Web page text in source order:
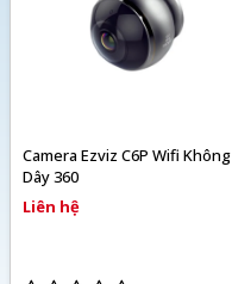
Camera Ezviz C6P Wifi Không
Dây 360
Liên hệ